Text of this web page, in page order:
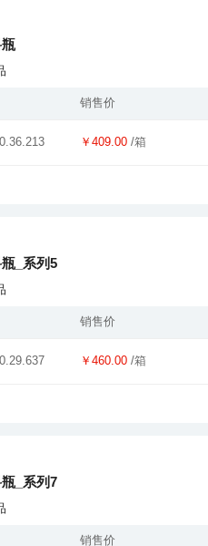
销售价
￥409.00 /箱
_系列5
销售价
￥460.00 /箱
_系列7
销售价